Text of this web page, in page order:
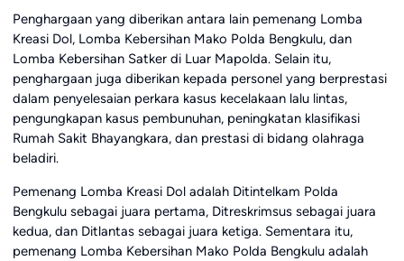
Penghargaan yang diberikan antara lain pemenang Lomba
Kreasi Dol, Lomba Kebersihan Mako Polda Bengkulu, dan
Lomba Kebersihan Satker di Luar Mapolda. Selain itu,
penghargaan juga diberikan kepada personel yang berprestasi
dalam penyelesaian perkara kasus kecelakaan lalu lintas,
pengungkapan kasus pembunuhan, peningkatan klasifikasi
Rumah Sakit Bhayangkara, dan prestasi di bidang olahraga
beladiri.
Pemenang Lomba Kreasi Dol adalah Ditintelkam Polda
Bengkulu sebagai juara pertama, Ditreskrimsus sebagai juara
kedua, dan Ditlantas sebagai juara ketiga. Sementara itu,
pemenang Lomba Kebersihan Mako Polda Bengkulu adalah